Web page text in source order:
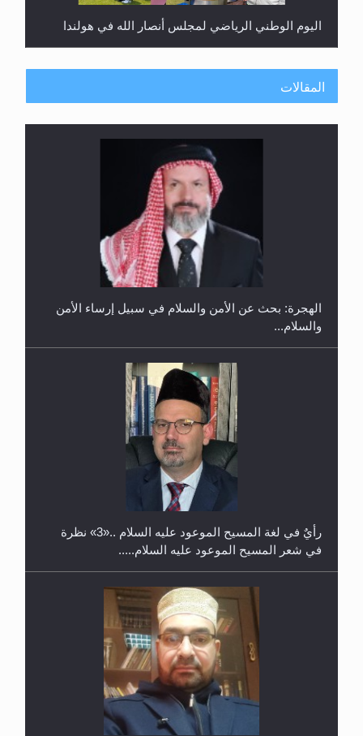
إتمام حفظ القرآن الكريم لثلاثة طلاب من مدرسة الحفظ
في غانا
حفل توزيع الشهادات في الجامعة الأحمدية بنيجيريا لعام
معرض القرآن الكريم لمدة ثلاثين يوما في مكتبة مدينة
ريهيماكي في فنلند
المقالات
رأيٌ في لغة المسيح الموعود عليه السلام ..«3» نظرة
في شعر المسيح الموعود عليه السلام.....
**الحصن الحصين من وساوس المعارضين ...**...